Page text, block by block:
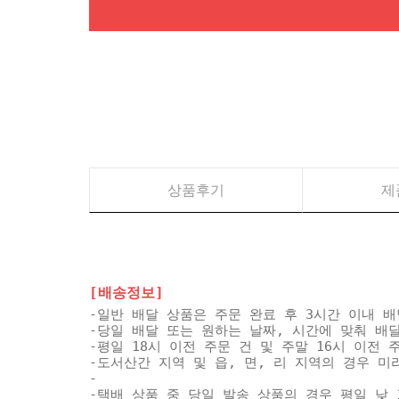
상품후기 제
[배송정보]
-일반 배달 상품은 주문 완료 후 3시간 이내 배
-당일 배달 또는 원하는 날짜, 시간에 맞춰 배
-평일 18시 이전 주문 건 및 주말 16시 이전
-도서산간 지역 및 읍, 면, 리 지역의 경우 미
-
-택배 상품 중 당일 발송 상품의 경우 평일 낮